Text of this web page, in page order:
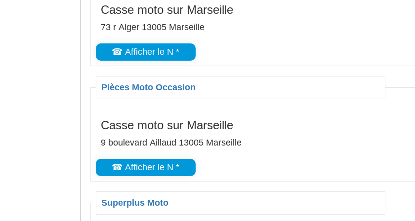
Casse moto sur Marseille
73 r Alger 13005 Marseille
☎ Afficher le N *
Pièces Moto Occasion
Casse moto sur Marseille
9 boulevard Aillaud 13005 Marseille
☎ Afficher le N *
Superplus Moto